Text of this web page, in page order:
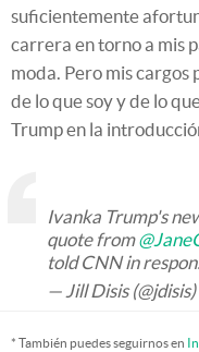
suficientemente
carrera en torno a mis
moda. Pero mis
de lo que soy y de lo
Trump en la
Ivanka Trump's
quote from
told CNN in
— Jill Disis (@jdisis)
* También puedes seguirnos en